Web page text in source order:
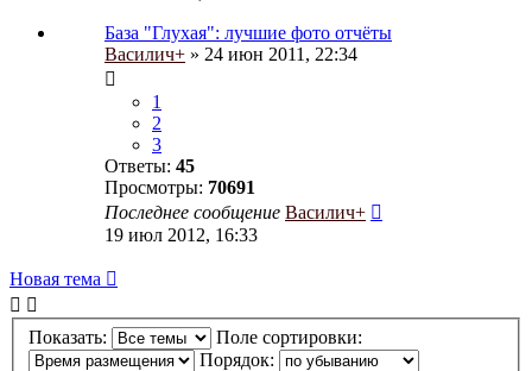
База "Глухая": лучшие фото отчёты
Василич+ » 24 июн 2011, 22:34
1
2
3
Ответы: 45
Просмотры: 70691
Последнее сообщение Василич+
19 июл 2012, 16:33
Новая тема
Показать:
Поле сортировки:
Порядок: